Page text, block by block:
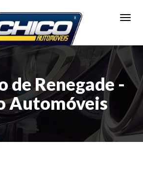
de Renegade -
Automóveis